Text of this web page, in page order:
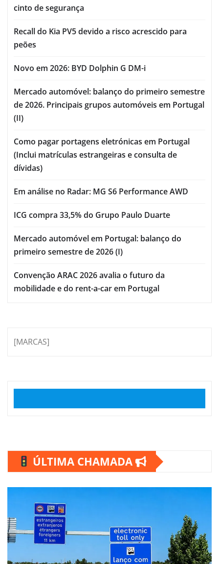
cinto de segurança
Recall do Kia PV5 devido a risco acrescido para
peões
Novo em 2026: BYD Dolphin G DM-i
Mercado automóvel: balanço do primeiro semestre
de 2026. Principais grupos automóveis em Portugal
(II)
Como pagar portagens eletrónicas em Portugal
(Inclui matrículas estrangeiras e consulta de
dívidas)
Em análise no Radar: MG S6 Performance AWD
ICG compra 33,5% do Grupo Paulo Duarte
Mercado automóvel em Portugal: balanço do
primeiro semestre de 2026 (I)
Convenção ARAC 2026 avalia o futuro da
mobilidade e do rent-a-car em Portugal
[MARCAS]
ÚLTIMA CHAMADA